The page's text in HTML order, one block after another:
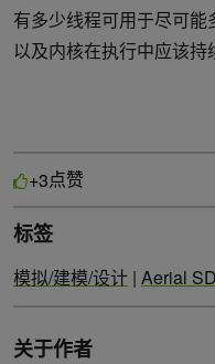
有多少线程可用于尽可能
以及内核在执行中应该持
+3点赞
标签
模拟/建模/设计 | Aerial
关于作者